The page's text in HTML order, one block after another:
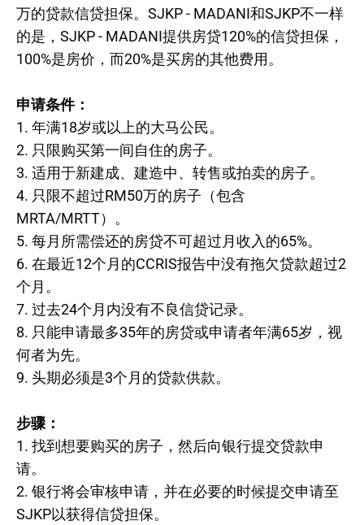
万的贷款信贷担保。SJKP - MADANI和SJKP不一样
的是，SJKP - MADANI提供房贷120%的信贷担保，
100%是房价，而20%是买房的其他费用。
申请条件：
1. 年满18岁或以上的大马公民。
2. 只限购买第一间自住的房子。
3. 适用于新建成、建造中、转售或拍卖的房子。
4. 只限不超过RM50万的房子（包含
MRTA/MRTT）。
5. 每月所需偿还的房贷不可超过月收入的65%。
6. 在最近12个月的CCRIS报告中没有拖欠贷款超过2
个月。
7. 过去24个月内没有不良信贷记录。
8. 只能申请最多35年的房贷或申请者年满65岁，视
何者为先。
9. 头期必须是3个月的贷款供款。
步骤：
1. 找到想要购买的房子，然后向银行提交贷款申
请。
2. 银行将会审核申请，并在必要的时候提交申请至
SJKP以获得信贷担保。